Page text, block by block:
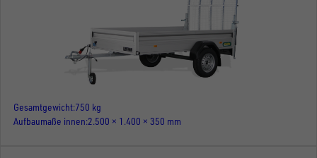
Gesamtgewicht 750 kg
Aufbaumaße innen 2.500 × 1.400 × 350 mm